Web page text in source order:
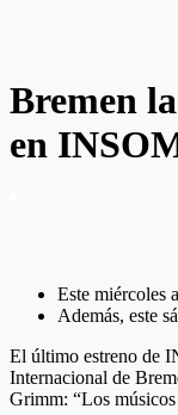
Bremen
en
Este miércoles
Además, este
El último estreno de
Internacional de
Grimm: “Los